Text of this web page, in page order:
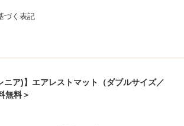
づく表記
ニア)】エアレストマット（ダブルサイズ／
無料＞